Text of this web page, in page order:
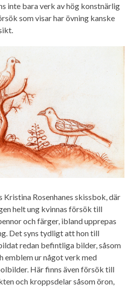
inte bara verk av hög konstnärlig
som visar har övning kanske
Kristina Rosenhanes skissbok, där
helt ung kvinnas försök till
och färger, ibland upprepas
Det syns tydligt att hon till
redan befintliga bilder, såsom
emblem ur något verk med
Här finns även försök till
och kroppsdelar såsom öron,